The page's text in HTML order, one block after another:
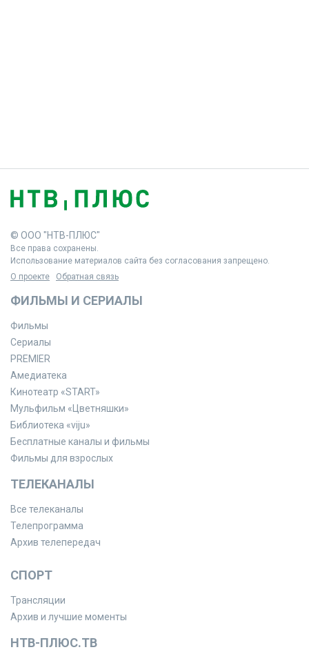
© ООО "НТВ-ПЛЮС"
Все права сохранены.
Использование материалов сайта без согласования запрещено.
О проекте
Обратная связь
ФИЛЬМЫ И СЕРИАЛЫ
Фильмы
Сериалы
PREMIER
Амедиатека
Кинотеатр «START»
Мульфильм «Цветняшки»
Библиотека «viju»
Бесплатные каналы и фильмы
Фильмы для взрослых
ТЕЛЕКАНАЛЫ
Все телеканалы
Телепрограмма
Архив телепередач
СПОРТ
Трансляции
Архив и лучшие моменты
НТВ-ПЛЮС.ТВ